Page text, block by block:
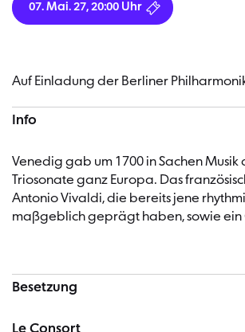
07. Mai. 27, 20:00 Uhr
Auf Einladung der Berliner
Info
Venedig gab um 1700 in Sachen
Triosonate ganz Europa. Das
Antonio Vivaldi, die bereits jene
maßgeblich geprägt haben, sowie ein
Besetzung